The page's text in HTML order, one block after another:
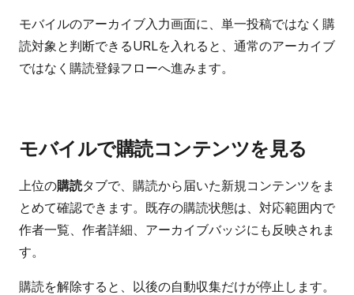
モバイルのアーカイブ入力画面に、単一投稿ではなく購
読対象と判断できるURLを入れると、通常のアーカイブ
ではなく購読登録フローへ進みます。
モバイルで購読コンテンツを見る
上位の購読タブで、購読から届いた新規コンテンツをま
とめて確認できます。既存の購読状態は、対応範囲内で
作者一覧、作者詳細、アーカイブバッジにも反映されま
す。
購読を解除すると、以後の自動収集だけが停止します。